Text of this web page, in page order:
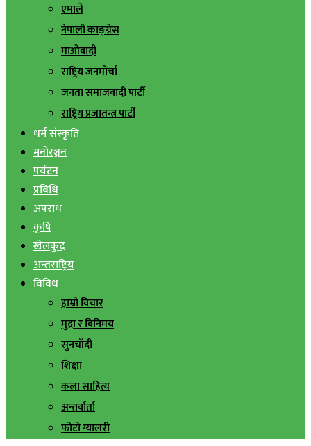
एमाले
नेपाली काङ्ग्रेस
माओवादी
राष्ट्रिय जनमोर्चा
जनता समाजवादी पार्टी
राष्ट्रिय प्रजातन्त्र पार्टी
धर्म संस्कृति
मनोरञ्जन
पर्यटन
प्रविधि
अपराध
कृषि
खेलकुद
अन्तराष्ट्रिय
विविध
हाम्रो विचार
मुद्रा र विनिमय
सुनचाँदी
शिक्षा
कला साहित्य
अन्तर्वार्ता
फोटो ग्यालरी